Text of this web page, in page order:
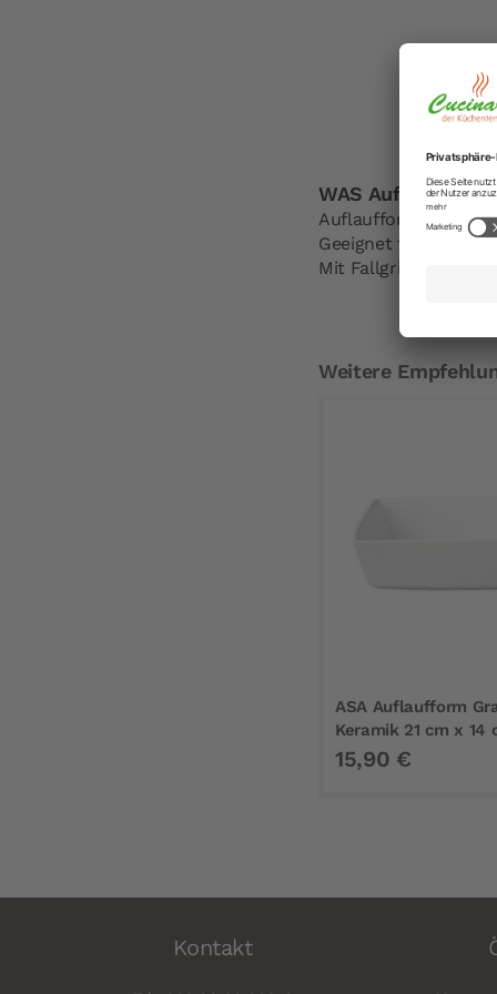
WAS Auflaufform
Auflaufform von der
Geeignet für den
Mit Fallgriffen und
Weitere
ASA Auflaufform
Keramik 21 cm x 14
15,90 €
Kontakt